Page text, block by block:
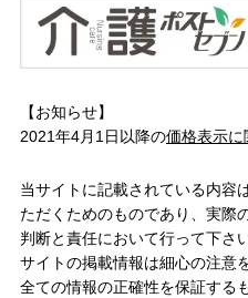
【お知らせ】
2021年4月1日以降の価格表示に
当サイトに記載されている内容
ただくためのものであり、実際
判断と責任において行って下さ
サイトの掲載情報は細心の注意
全ての情報の正確性を保証する